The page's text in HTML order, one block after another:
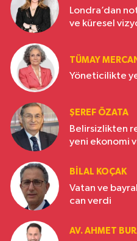
Londra’dan
ve küresel
TÜMAY
Yöneticilikte
ŞEREF ÖZATA
Belirsizlikten
yeni ekonomi
BILAL KOÇAK
Vatan ve
can verdi
AV. AHMET